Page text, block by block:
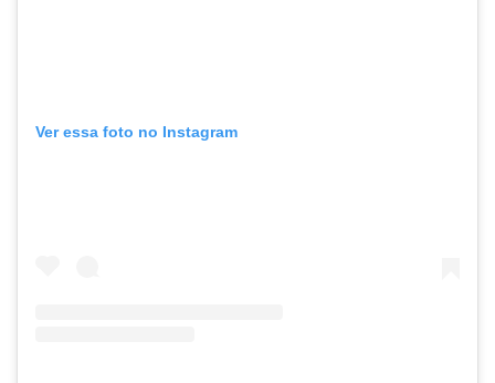
Ver essa foto no Instagram